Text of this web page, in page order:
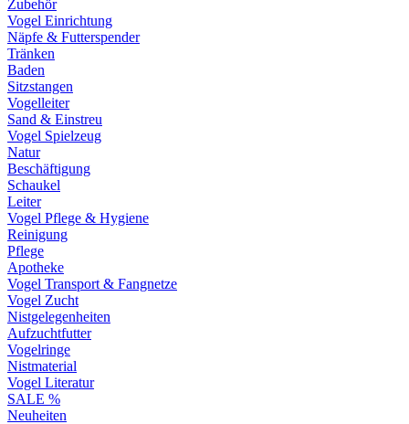
Zubehör
Vogel Einrichtung
Näpfe & Futterspender
Tränken
Baden
Sitzstangen
Vogelleiter
Sand & Einstreu
Vogel Spielzeug
Natur
Beschäftigung
Schaukel
Leiter
Vogel Pflege & Hygiene
Reinigung
Pflege
Apotheke
Vogel Transport & Fangnetze
Vogel Zucht
Nistgelegenheiten
Aufzuchtfutter
Vogelringe
Nistmaterial
Vogel Literatur
SALE %
Neuheiten